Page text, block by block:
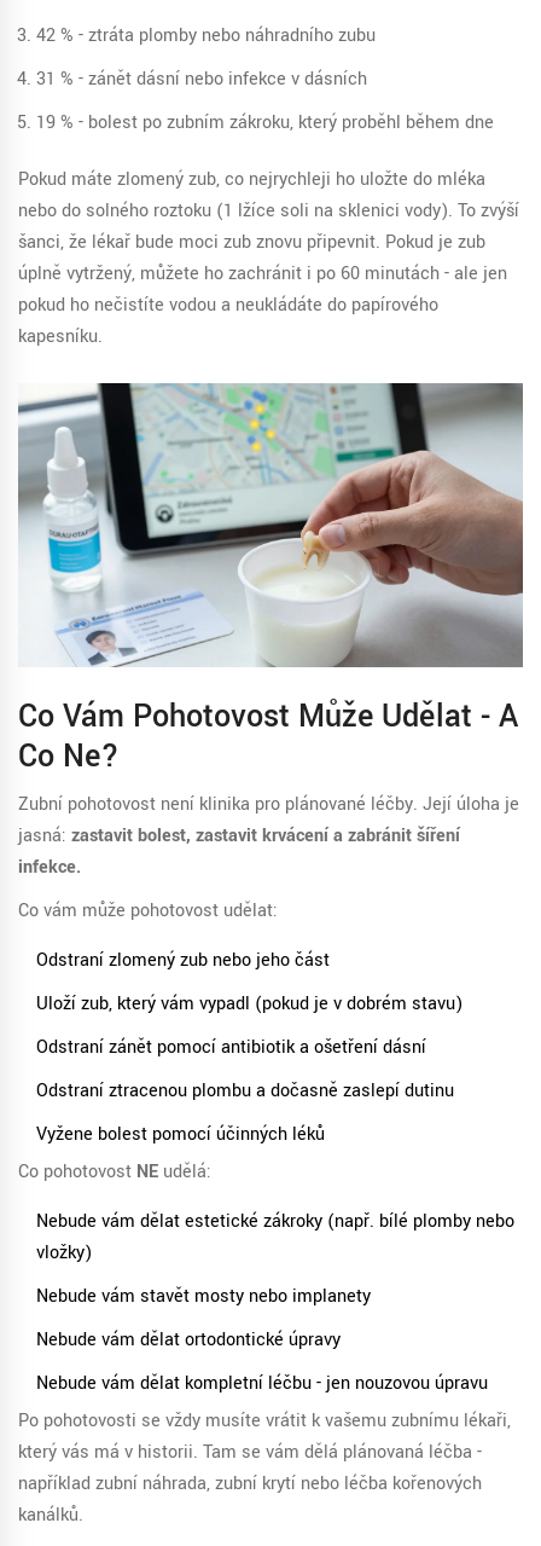
42 % - ztráta plomby nebo náhradního zubu
31 % - zánět dásní nebo infekce v dásních
19 % - bolest po zubním zákroku, který proběhl během dne
Pokud máte zlomený zub, co nejrychleji ho uložte do mléka
nebo do solného roztoku (1 lžíce soli na sklenici vody). To zvýší
šanci, že lékař bude moci zub znovu připevnit. Pokud je zub
úplně vytržený, můžete ho zachránit i po 60 minutách - ale jen
pokud ho nečistíte vodou a neukládáte do papírového
kapesníku.
Co Vám Pohotovost Může Udělat - A
Co Ne?
Zubní pohotovost není klinika pro plánované léčby. Její úloha je
jasná: zastavit bolest, zastavit krvácení a zabránit šíření
infekce.
Co vám může pohotovost udělat:
Odstraní zlomený zub nebo jeho část
Uloží zub, který vám vypadl (pokud je v dobrém stavu)
Odstraní zánět pomocí antibiotik a ošetření dásní
Odstraní ztracenou plombu a dočasně zaslepí dutinu
Vyžene bolest pomocí účinných léků
Co pohotovost NE udělá:
Nebude vám dělat estetické zákroky (např. bílé plomby nebo
vložky)
Nebude vám stavět mosty nebo implanety
Nebude vám dělat ortodontické úpravy
Nebude vám dělat kompletní léčbu - jen nouzovou úpravu
Po pohotovosti se vždy musíte vrátit k vašemu zubnímu lékaři,
který vás má v historii. Tam se vám dělá plánovaná léčba -
například zubní náhrada, zubní krytí nebo léčba kořenových
kanálků.